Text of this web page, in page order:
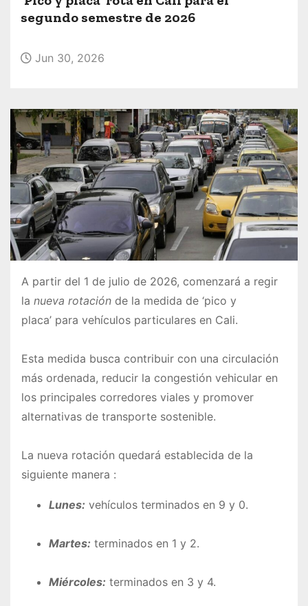
segundo semestre de 2026
Jun 30, 2026
A partir del 1 de julio de 2026, comenzará a regir
la nueva rotación de la medida de ‘pico y
placa’ para vehículos particulares en Cali.
Esta medida busca contribuir con una circulación
más ordenada, reducir la congestión vehicular en
los principales corredores viales y promover
alternativas de transporte sostenible.
La nueva rotación quedará establecida de la
siguiente manera :
Lunes: vehículos terminados en 9 y 0.
Martes: terminados en 1 y 2.
Miércoles: terminados en 3 y 4.